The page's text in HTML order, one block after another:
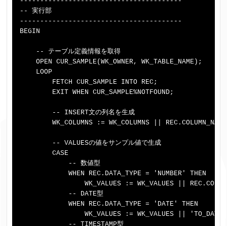
-- 実行部
----------------------------------------
BEGIN
    -- テーブル定義情報を取得
    OPEN CUR_SAMPLE(WK_OWNER, WK_TABLE_NAME);
    LOOP
        FETCH CUR_SAMPLE INTO REC;
        EXIT WHEN CUR_SAMPLE%NOTFOUND;
        -- INSERT文の列名を生成
WK_COLUMNS := WK_COLUMNS ||
        -- VALUESの値をサンプル値で生成
        CASE
            -- 数値型
            WHEN REC.DATA_TYPE = 'NUMBER' THEN
WK_VALUES := WK_VALUES ||
            -- DATE型
            WHEN REC.DATA_TYPE = 'DATE' THEN
WK_VALUES := WK_VALUES ||
            -- TIMESTAMP型